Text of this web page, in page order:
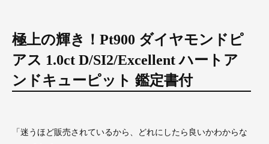
極上の輝き！Pt900 ダイヤモンドピ
アス 1.0ct D/SI2/Excellent ハートア
ンドキューピット 鑑定書付
「迷うほど販売されているから、どれにしたら良いかわからな